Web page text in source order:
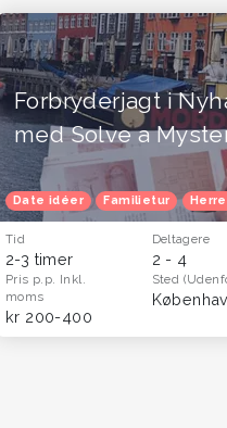
Familietur Julefrokost
Forbryderjagt i
med Solve a
Date idéer Familietur
Tid
2-3 timer
Deltagere
2 - 4
Pris p.p. Inkl.
moms
kr 200-400
Sted